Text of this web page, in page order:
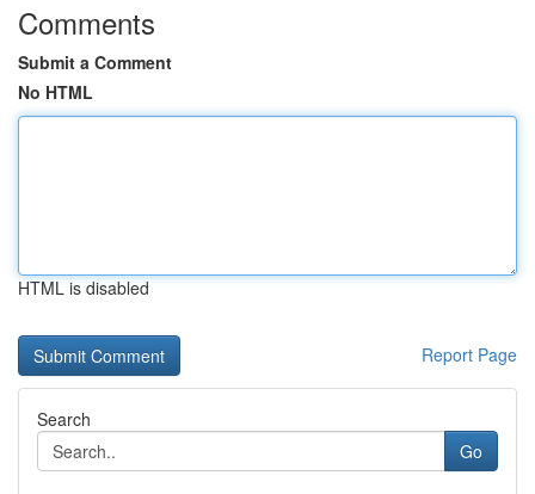
Comments
Submit a Comment
No HTML
HTML is disabled
Report Page
Search
Go